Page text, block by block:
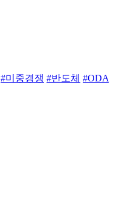
#미중경쟁 #반도체 #ODA